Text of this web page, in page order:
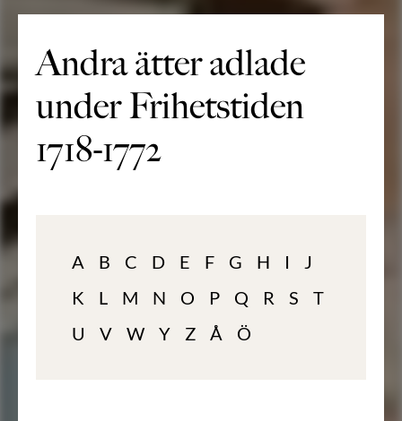
Andra ätter adlade
under Frihetstiden
1718-1772
A B C D E F G H I
J
K
L M N O P Q R S
T
U
V W Y Z Å Ö